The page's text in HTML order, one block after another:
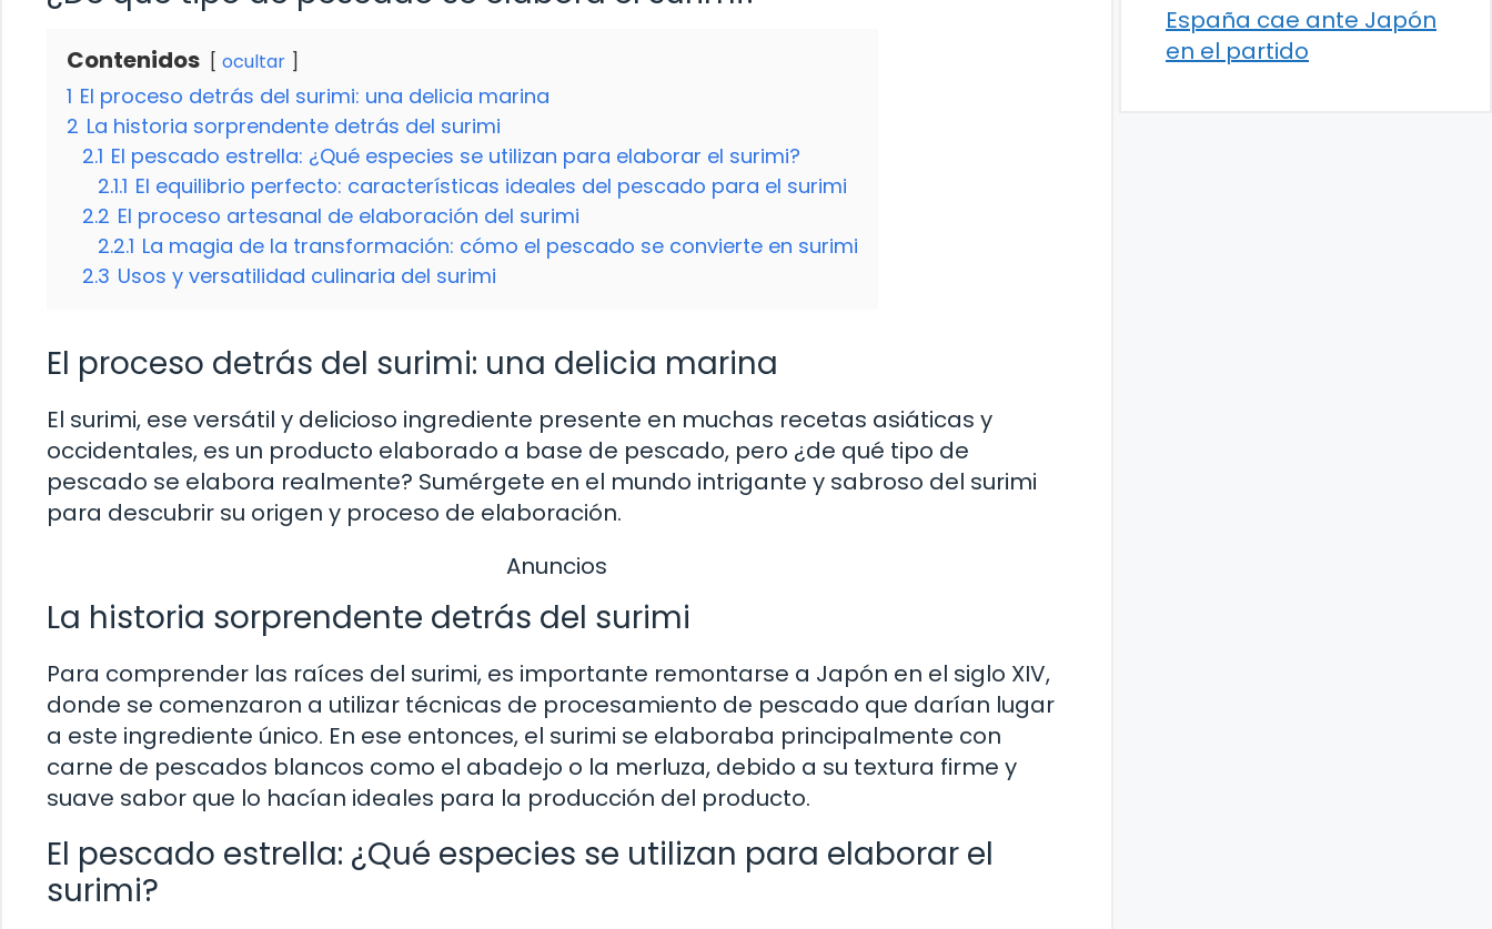
Contenidos ocultar
1 El proceso detrás del surimi: una delicia marina
2 La historia sorprendente detrás del surimi
2.1 El pescado estrella: ¿Qué especies se utilizan para elaborar el surimi?
2.1.1 El equilibrio perfecto: características ideales del pescado para el surimi
2.2 El proceso artesanal de elaboración del surimi
2.2.1 La magia de la transformación: cómo el pescado se convierte en surimi
2.3 Usos y versatilidad culinaria del surimi
El proceso detrás del surimi: una delicia marina
El surimi, ese versátil y delicioso ingrediente presente en muchas recetas asiáticas y
occidentales, es un producto elaborado a base de pescado, pero ¿de qué tipo de
pescado se elabora realmente? Sumérgete en el mundo intrigante y sabroso del surimi
para descubrir su origen y proceso de elaboración.
Anuncios
La historia sorprendente detrás del surimi
Para comprender las raíces del surimi, es importante remontarse a Japón en el siglo XIV,
donde se comenzaron a utilizar técnicas de procesamiento de pescado que darían lugar
a este ingrediente único. En ese entonces, el surimi se elaboraba principalmente con
carne de pescados blancos como el abadejo o la merluza, debido a su textura firme y
suave sabor que lo hacían ideales para la producción del producto.
El pescado estrella: ¿Qué especies se utilizan para elaborar el
surimi?
España cae ante Japón
en el partido